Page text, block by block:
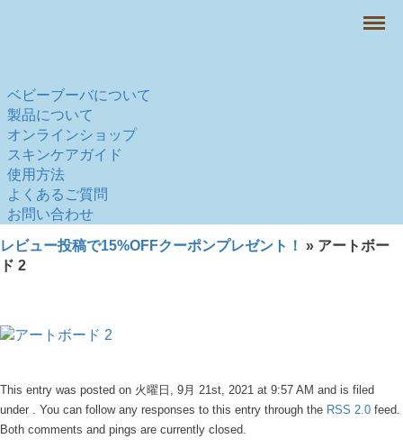
ベビーブーバについて
製品について
オンラインショップ
スキンケアガイド
使用方法
よくあるご質問
お問い合わせ
Menu
レビュー投稿で15%OFFクーポンプレゼント！ » アートボー
ド 2
This entry was posted on 火曜日, 9月 21st, 2021 at 9:57 AM and is filed
under . You can follow any responses to this entry through the RSS 2.0 feed.
Both comments and pings are currently closed.